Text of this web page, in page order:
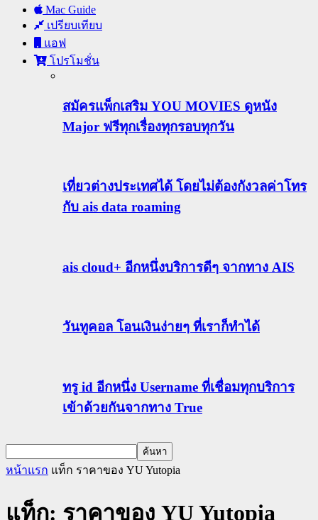
Mac Guide
เปรียบเทียบ
แอฟ
โปรโมชั่น
สมัครแพ็กเสริม YOU MOVIES ดูหนัง
Major ฟรีทุกเรื่องทุกรอบทุกวัน
เที่ยวต่างประเทศได้ โดยไม่ต้องกังวลค่าโทร
กับ ais data roaming
ais cloud+ อีกหนึ่งบริการดีๆ จากทาง AIS
วันทูคอล โอนเงินง่ายๆ ที่เราก็ทำได้
ทรู id อีกหนึ่ง Username ที่เชื่อมทุกบริการ
เข้าด้วยกันจากทาง True
หน้าแรก แท็ก ราคาของ YU Yutopia
แท็ก: ราคาของ YU Yutopia